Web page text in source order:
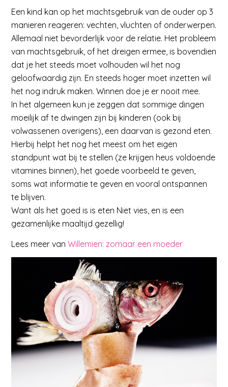
Een kind kan op het machtsgebruik van de ouder op 3
manieren reageren: vechten, vluchten of onderwerpen.
Allemaal niet bevorderlijk voor de relatie. Het probleem
van machtsgebruik, of het dreigen ermee, is bovendien
dat je het steeds moet volhouden wil het nog
geloofwaardig zijn. En steeds hoger moet inzetten wil
het nog indruk maken. Winnen doe je er nooit mee.
In het algemeen kun je zeggen dat sommige dingen
moeilijk af te dwingen zijn bij kinderen (ook bij
volwassenen overigens), een daarvan is gezond eten.
Hierbij helpt het nog het meest om het eigen
standpunt wat bij te stellen (ze krijgen heus voldoende
vitamines binnen), het goede voorbeeld te geven,
soms wat informatie te geven en vooral ontspannen
te blijven.
Want als het goed is is eten Niet vies, en is een
gezamenlijke maaltijd gezellig!
Lees meer vanWillemien: zomaar een moeder